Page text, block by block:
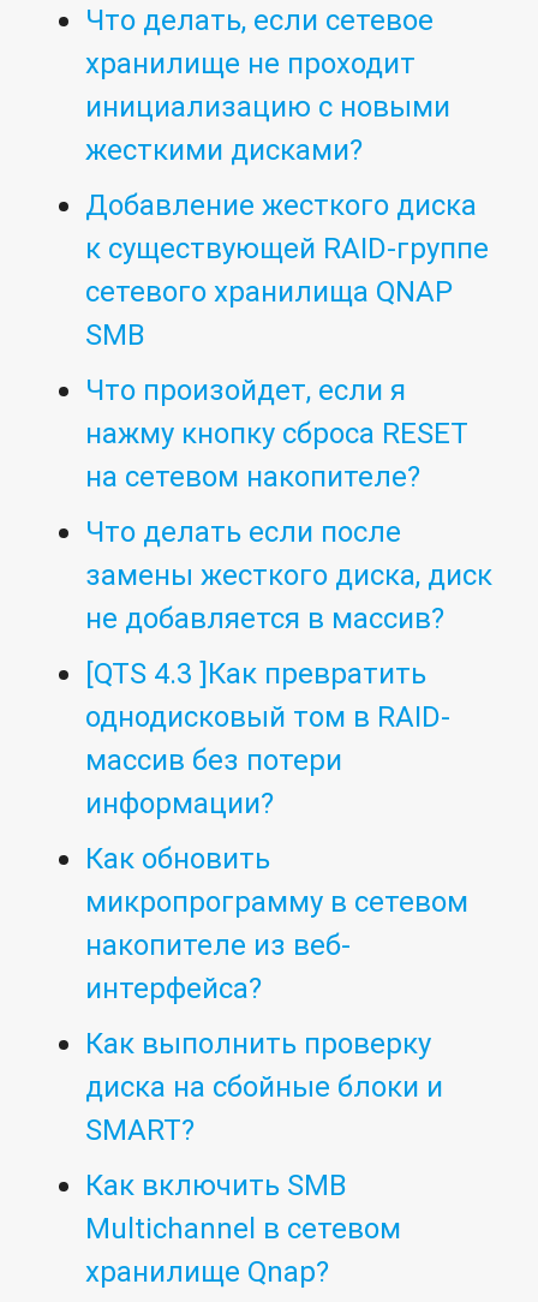
Что делать, если сетевое
хранилище не проходит
инициализацию с новыми
жесткими дисками?
Добавление жесткого диска
к существующей RAID-группе
сетевого хранилища QNAP
SMB
Что произойдет, если я
нажму кнопку сброса RESET
на сетевом накопителе?
Что делать если после
замены жесткого диска, диск
не добавляется в массив?
[QTS 4.3 ]Как превратить
однодисковый том в RAID-
массив без потери
информации?
Как обновить
микропрограмму в сетевом
накопителе из веб-
интерфейса?
Как выполнить проверку
диска на сбойные блоки и
SMART?
Как включить SMB
Multichannel в сетевом
хранилище Qnap?